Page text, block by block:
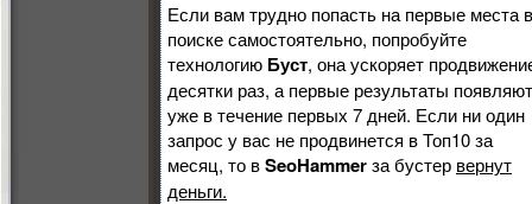
Если вам трудно попасть на первые места в
поиске самостоятельно, попробуйте
технологию Буст, она ускоряет
десятки раз, а первые результаты
уже в течение первых 7 дней. Если ни один
запрос у вас не продвинется в Топ10 за
месяц, то вSeoHammerза бустер вернут
деньги.
Видео
время выполнения
которых можно